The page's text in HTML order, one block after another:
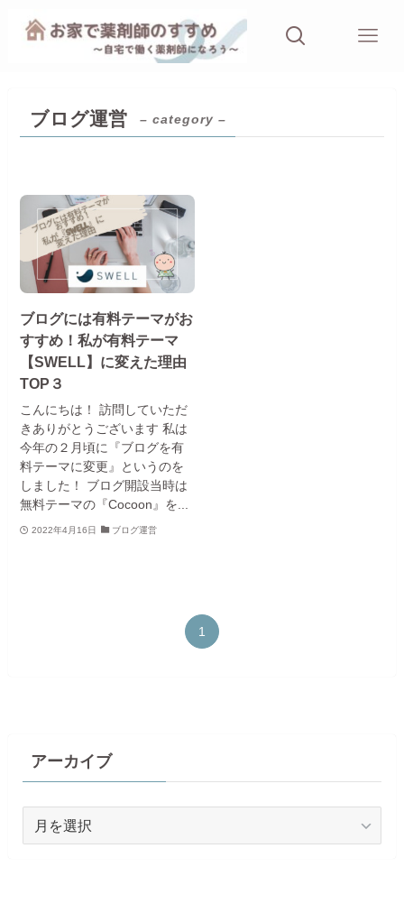
ブログ運営 – category –
ブログには有料テーマがお
すすめ！私が有料テーマ
【SWELL】に変えた理由
TOP３
こんにちは！ 訪問していただ
きありがとうございます 私は
今年の２月頃に『ブログを有
料テーマに変更』というのを
しました！ ブログ開設当時は
無料テーマの『Cocoon』を...
2022年4月16日 ブログ運営
1
アーカイブ